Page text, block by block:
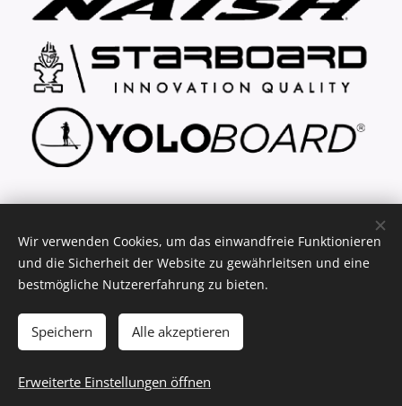
... explore your freedom
Wir verwenden Cookies, um das einwandfreie Funktionieren
und die Sicherheit der Website zu gewährleitsen und eine
bestmögliche Nutzererfahrung zu bieten.
Speichern Alle akzeptieren
Erweiterte Einstellungen öffnen